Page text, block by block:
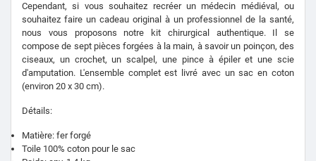
Cependant, si vous souhaitez recréer un médecin médiéval, ou
souhaitez faire un cadeau original à un professionnel de la santé,
nous vous proposons notre kit chirurgical authentique. Il se
compose de sept pièces forgées à la main, à savoir un poinçon, des
ciseaux, un crochet, un scalpel, une pince à épiler et une scie
d'amputation. L'ensemble complet est livré avec un sac en coton
(environ 20 x 30 cm).
Détails:
Matière: fer forgé
Toile 100% coton pour le sac